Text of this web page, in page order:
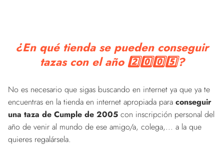
¿En qué tienda se pueden conseguir
tazas con el año 2️⃣0️⃣0️⃣5️⃣?
No es necesario que sigas buscando en internet ya que ya te
encuentras en la tienda en internet apropiada para conseguir
una taza de Cumple de 2005 con inscripción personal del
año de venir al mundo de ese amigo/a, colega,... a la que
quieres regalársela.